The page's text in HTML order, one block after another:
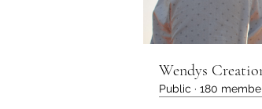
Wendys
Public · 180